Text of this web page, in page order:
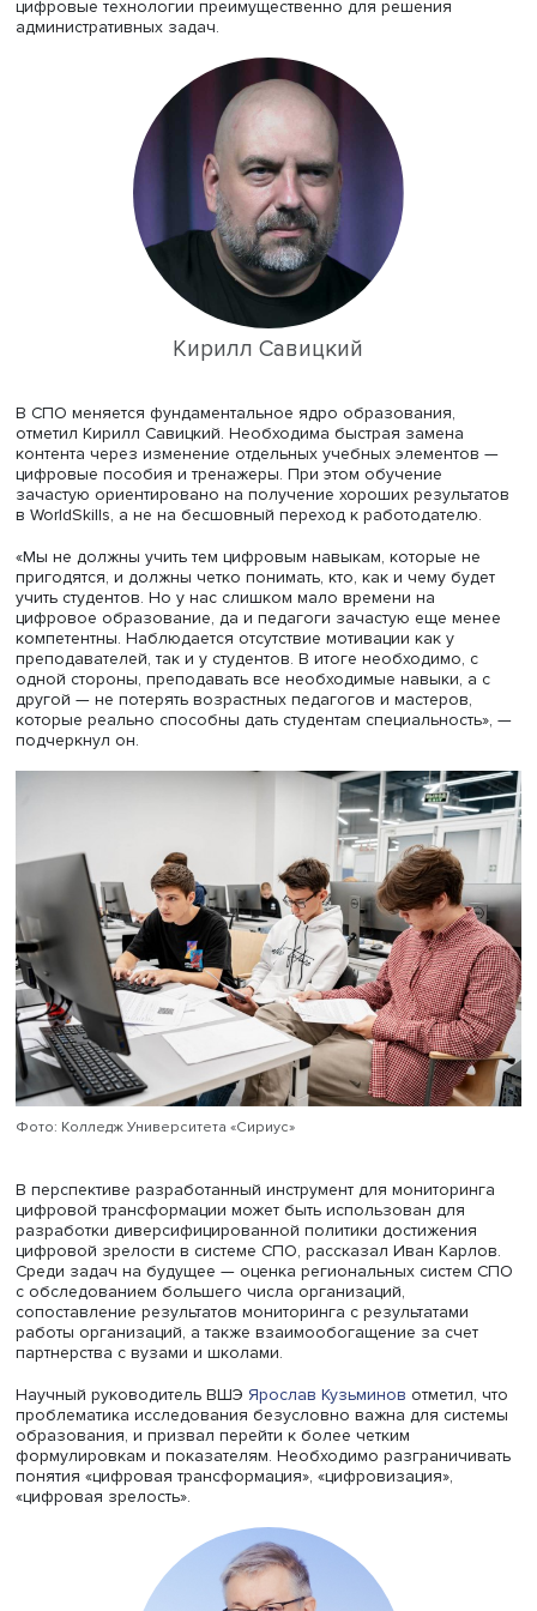
профессиональной компоненты. Вторая группа
больше ориентируется на выстраивание
управленческих процессов без существенного
обновлению содержания образования. К третьей
относятся СПО, которые плохо оснащены, но активно
выстраивают позицию на профессиональном рынке.
Колледжи четвертого кластера обладают достаточно
позицией на рынке и не имеют развитой цифровой
активно обновляют оборудование и образовательный
процесс, внедряют цифровые управленческие
Последняя группа состоит из организаций с низким
всех показателей.
На основе анализа этих характеристик можно
сформулировать ключевые задачи цифрового
Примечательно, что ни один кластер организаций не
во всех четырех областях, поэтому их лидерство
относительно. Самая многочисленная группа
цифровые технологии преимущественно для решения
административных задач.
Кирилл Савицкий
В СПО меняется фундаментальное ядро образования,
отметил Кирилл Савицкий. Необходима быстрая замена
контента через изменение отдельных учебных
цифровые пособия и тренажеры. При этом обучение
зачастую ориентировано на получение хороших
в WorldSkills, а не на бесшовный переход к
«Мы не должны учить тем цифровым навыкам, которые
цифровое образование, да и педагоги зачастую еще
компетентны. Наблюдается отсутствие мотивации как у
преподавателей, так и у студентов. В итоге
одной стороны, преподавать все необходимые навыки,
другой — не потерять возрастных педагогов и
которые реально способны дать студентам
подчеркнул он.